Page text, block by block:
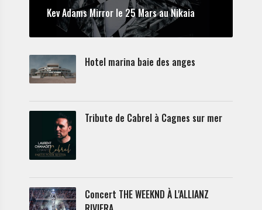
Kev Adams Mirror le 25 Mars au Nikaia
Hotel marina baie des anges
Tribute de Cabrel à Cagnes sur mer
Concert THE WEEKND À L'ALLIANZ